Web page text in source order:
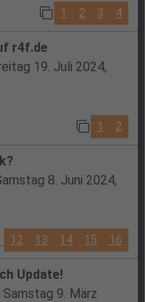
1 2 3 4
r4f.de
19. Juli 2024,
1 2
8. Juni 2024,
12 13 14 15 16
Update!
Samstag 9. März